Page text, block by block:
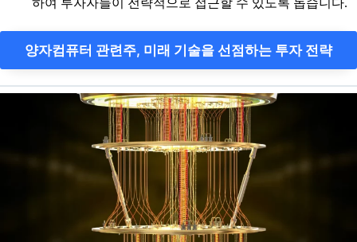
양자컴퓨터 관련주, 미래 기술을 선점하는 투자 전략